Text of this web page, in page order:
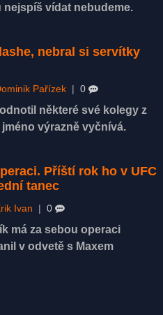
vídat nebudeme.
nebral si servítky
Pařízek | 0
některé své kolegy z
výrazně vyčnívá.
Příští rok ho v UFC
tanec
Ivan | 0
má za sebou operaci
v odvetě s Maxem